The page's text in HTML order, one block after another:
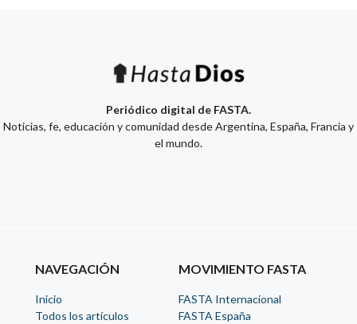
Periódico digital de FASTA.
Noticias, fe, educación y comunidad desde Argentina, España, Francia y
el mundo.
NAVEGACIÓN
Inicio
Todos los artículos
MOVIMIENTO FASTA
FASTA Internacional
FASTA España